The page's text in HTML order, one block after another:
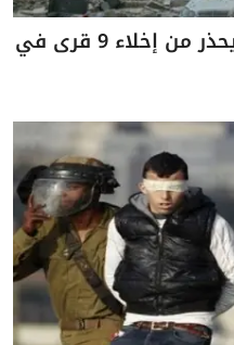
جيش الاحتلال الإسرائيلي يحذر من إخلاء 9 قرى في